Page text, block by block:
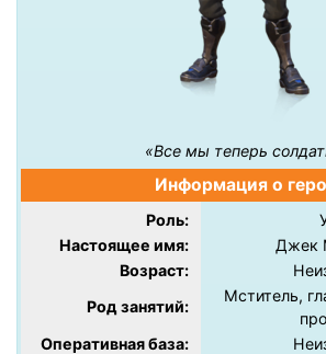
«Все мы теперь
Информация о
Роль:
Настоящее имя:
Джек
Возраст:
Род занятий:
Мститель,
Оперативная база: